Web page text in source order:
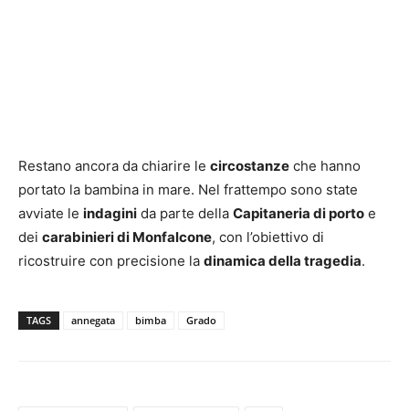
Restano ancora da chiarire le circostanze che hanno
portato la bambina in mare. Nel frattempo sono state
avviate le indagini da parte della Capitaneria di porto e
dei carabinieri di Monfalcone, con l’obiettivo di
ricostruire con precisione la dinamica della tragedia.
TAGS annegata bimba Grado